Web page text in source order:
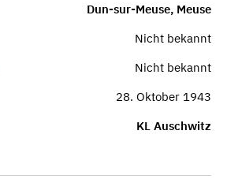
Dun-sur-Meuse, Meuse
Nicht bekannt
Nicht bekannt
28. Oktober 1943
KL Auschwitz